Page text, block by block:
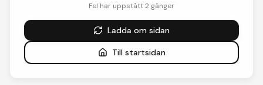
Fel har uppstått2 gånger
Ladda om sidan
Till startsidan